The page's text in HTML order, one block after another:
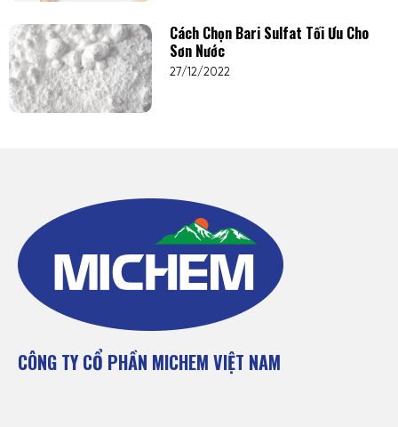
Cách Chọn Bari Sulfat Tối Ưu Cho
Sơn Nước
27/12/2022
CÔNG TY CỔ PHẦN MICHEM VIỆT NAM